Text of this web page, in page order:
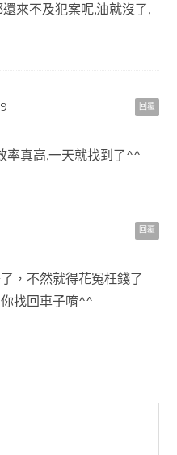
來不及犯案呢,油就沒了,
回覆
率真高,一天就找到了^^
回覆
，不然就得花冤枉錢了
找回車子唷^^